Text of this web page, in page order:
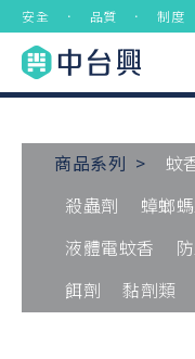
安全 ． 品質 ． 制度
商品系列 > 蚊
殺蟲劑
蟑螂
液體電蚊香
餌劑
黏劑類